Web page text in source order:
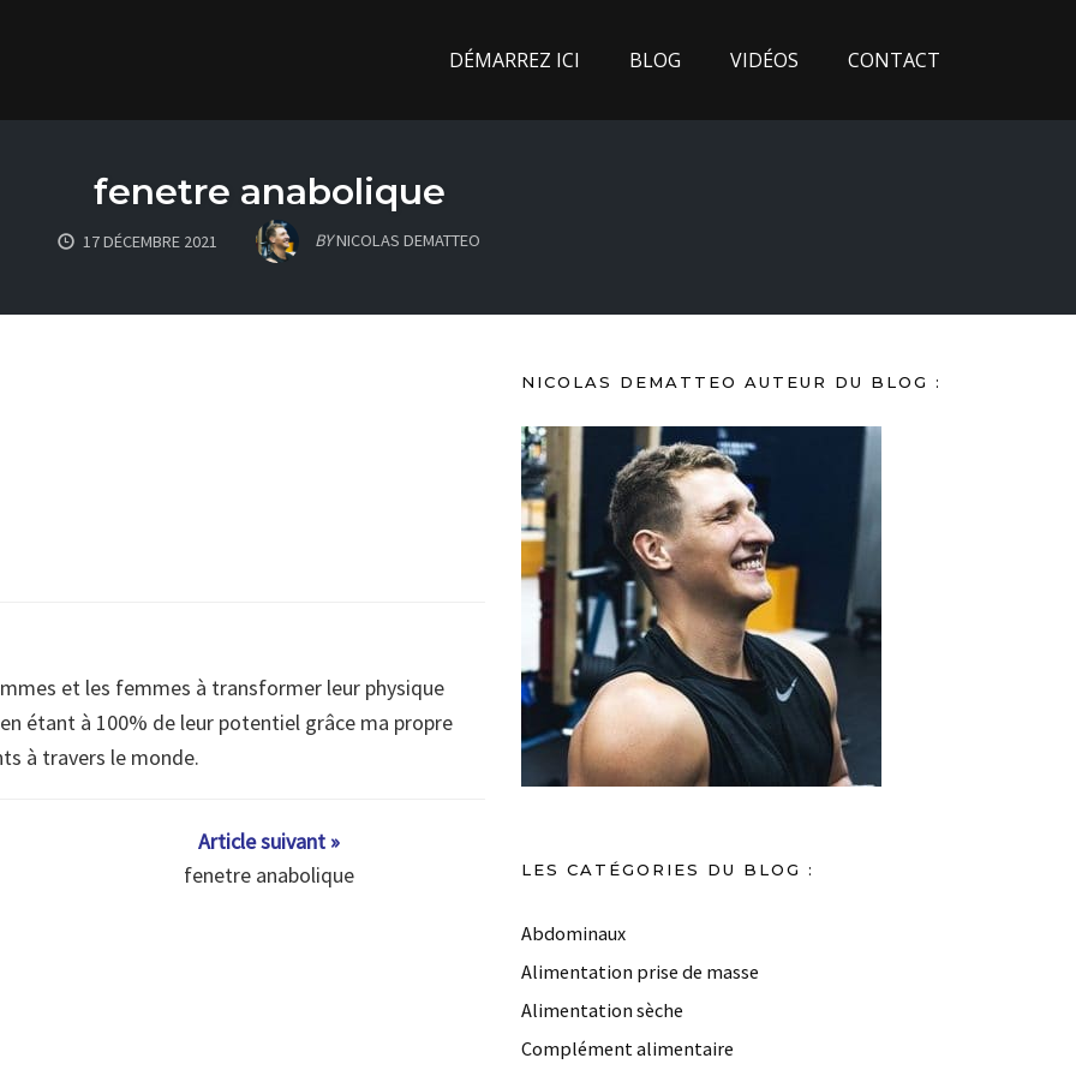
DÉMARREZ ICI BLOG VIDÉOS CONTACT
fenetre anabolique
17 DÉCEMBRE 2021 BYNICOLAS DEMATTEO
et les femmes à transformer leur physique
étant à 100% de leur potentiel grâce ma propre
à travers le monde.
Article suivant »
fenetre anabolique
NICOLAS DEMATTEO AUTEUR DU BLOG :
LES CATÉGORIES DU BLOG :
Abdominaux
Alimentation prise de masse
Alimentation sèche
Complément alimentaire